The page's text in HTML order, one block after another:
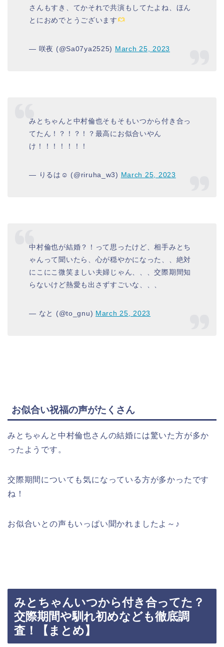
さんもすき、てかそれで共演もしてたよね、ほん
とにおめでとうございます
— 咲夜 (@Sa07ya2525) March 25, 2023
みとちゃんと中村倫也そもそもいつから付き合っ
てたん！？！？！？最高にお似合いやん
け！！！！！！！
— りるは☺︎ (@riruha_w3) March 25, 2023
中村倫也が結婚？！って思ったけど、相手みとち
ゃんって聞いたら、心が穏やかになった、、絶対
にこにこ微笑ましい夫婦じゃん、、、交際期間知
らないけど熱愛も出さずすごいな、、、
— なと (@to_gnu) March 25, 2023
お似合い祝福の声がたくさん
みとちゃんと中村倫也さんの結婚には驚いた方が多か
ったようです。
交際期間についても気になっている方が多かったです
ね！
お似合いとの声もいっぱい聞かれましたよ～♪
みとちゃんいつから付き合ってた？
交際期間や馴れ初めなども徹底調
査！【まとめ】